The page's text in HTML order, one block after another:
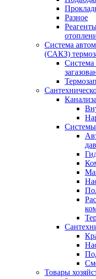
Разное
Система
(САКЗ)
Система
Товары